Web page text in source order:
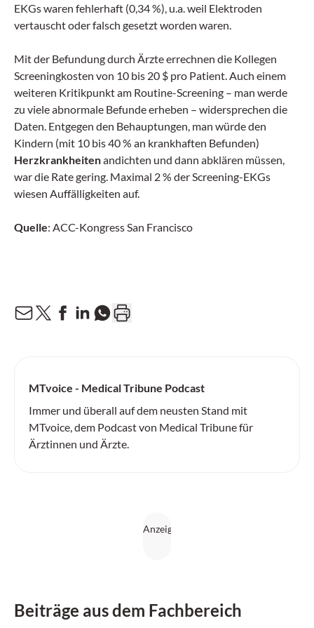
EKGs waren fehlerhaft (0,34 %), u.a. weil Elektroden
vertauscht oder falsch gesetzt worden waren.
Mit der Befundung durch Ärzte errechnen die Kollegen
Screeningkosten von 10 bis 20 $ pro Patient. Auch einem
weiteren Kritikpunkt am Routine-Screening – man werde
zu viele abnormale Befunde erheben – widersprechen die
Daten. Entgegen den Behauptungen, man würde den
Kindern (mit 10 bis 40 % an krankhaften Befunden)
Herzkrankheitenandichten und dann abklären müssen,
war die Rate gering. Maximal 2 % der Screening-EKGs
wiesen Auffälligkeiten auf.
Quelle: ACC-Kongress San Francisco
MTvoice - Medical Tribune Podcast
Immer und überall auf dem neusten Stand mit
MTvoice, dem Podcast von Medical Tribune für
Ärztinnen und Ärzte.
Beiträge aus dem Fachbereich